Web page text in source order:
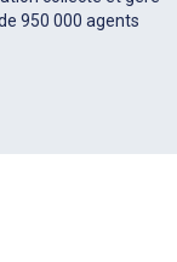
950 000 agents